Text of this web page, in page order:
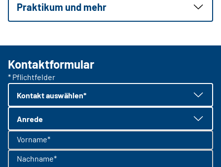
Praktikum und mehr
Kontaktformular
* Pflichtfelder
Kontakt auswählen*
Anrede
Vorname*
Nachname*